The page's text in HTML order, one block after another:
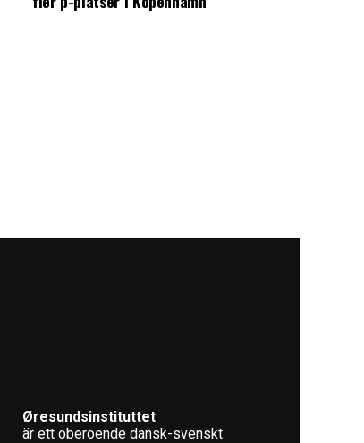
Øresundsinstituttet
är ett oberoende dansk-svenskt